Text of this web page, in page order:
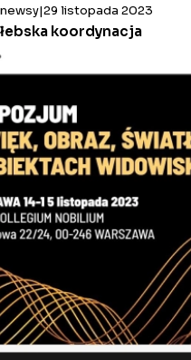
newsy 29 listopada 2023
łebska koordynacja